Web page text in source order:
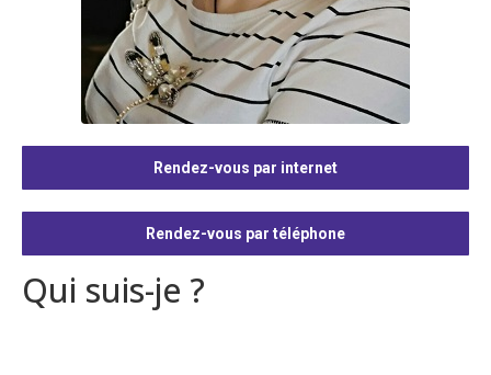
Qui suis-je ?
Rendez-vous par internet
Rendez-vous par téléphone